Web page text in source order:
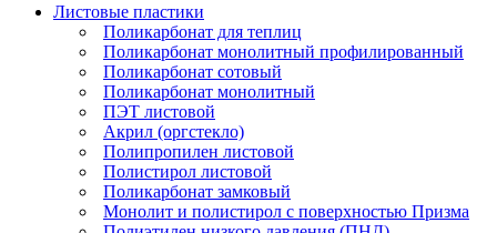
Листовые пластики
Поликарбонат для теплиц
Поликарбонат монолитный профилированный
Поликарбонат сотовый
Поликарбонат монолитный
ПЭТ листовой
Акрил (оргстекло)
Полипропилен листовой
Полистирол листовой
Поликарбонат замковый
Монолит и полистирол с поверхностью Призма